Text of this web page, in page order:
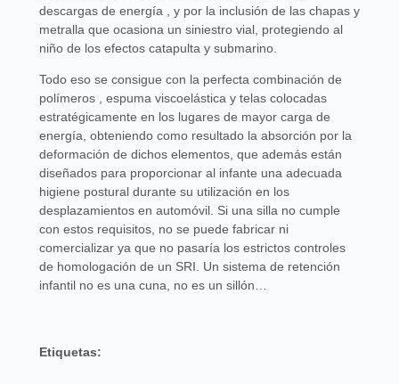
descargas de energía , y por la inclusión de las chapas y
metralla que ocasiona un siniestro vial, protegiendo al
niño de los efectos catapulta y submarino.
Todo eso se consigue con la perfecta combinación de
polímeros , espuma viscoelástica y telas colocadas
estratégicamente en los lugares de mayor carga de
energía, obteniendo como resultado la absorción por la
deformación de dichos elementos, que además están
diseñados para proporcionar al infante una adecuada
higiene postural durante su utilización en los
desplazamientos en automóvil. Si una silla no cumple
con estos requisitos, no se puede fabricar ni
comercializar ya que no pasaría los estrictos controles
de homologación de un SRI. Un sistema de retención
infantil no es una cuna, no es un sillón…
Etiquetas: